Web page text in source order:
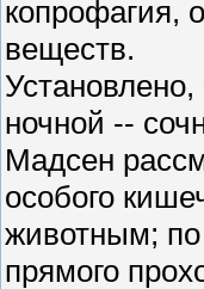
копрофагия,
веществ.
ночной --
Мадсен
особого
животным; по
прямого